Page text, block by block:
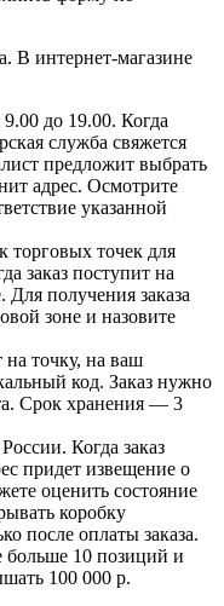
В интернет-магазине
9.00 до 19.00. Когда
служба свяжется
предложит выбрать
адрес. Осмотрите
указанной
торговых точек для
заказ поступит на
получения заказа
зоне и назовите
на точку, на ваш
код. Заказ нужно
Срок хранения — 3
Когда заказ
придет извещение о
оценить состояние
коробку
после оплаты заказа.
больше 10 позиций и
100 000 р.